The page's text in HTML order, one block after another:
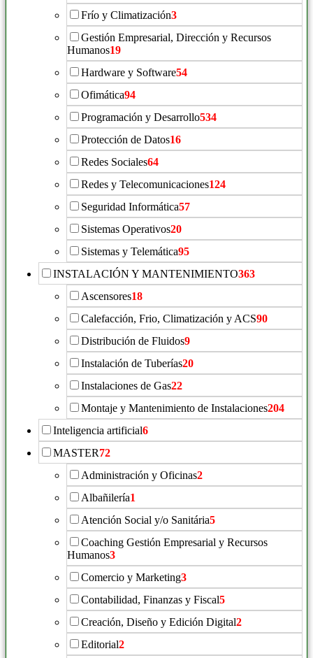
Frío y Climatización3
Gestión Empresarial, Dirección y Recursos
Humanos19
Hardware y Software54
Ofimática94
Programación y Desarrollo534
Protección de Datos16
Redes Sociales64
Redes y Telecomunicaciones124
Seguridad Informática57
Sistemas Operativos20
Sistemas y Telemática95
INSTALACIÓN Y MANTENIMIENTO363
Ascensores18
Calefacción, Frio, Climatización y ACS90
Distribución de Fluidos9
Instalación de Tuberías20
Instalaciones de Gas22
Montaje y Mantenimiento de Instalaciones204
Inteligencia artificial6
MASTER72
Administración y Oficinas2
Albañilería1
Atención Social y/o Sanitária5
Coaching Gestión Empresarial y Recursos
Humanos3
Comercio y Marketing3
Contabilidad, Finanzas y Fiscal5
Creación, Diseño y Edición Digital2
Editorial2